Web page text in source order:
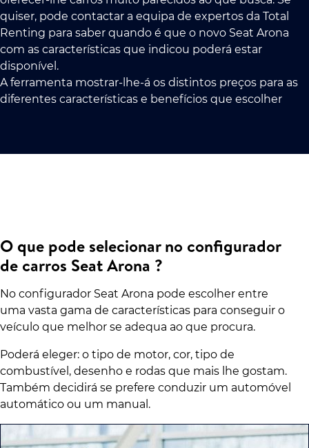
quiser, pode contactar a equipa de expertos da Total
Renting para saber quando é que o novo Seat Arona
com as características que indicou poderá estar
disponível.
A ferramenta mostrar-lhe-á os distintos preços para as
diferentes características e benefícios que escolher
O que pode selecionar no configurador
de carros Seat Arona ?
No configurador Seat Arona pode escolher entre
uma vasta gama de características para conseguir o
veículo que melhor se adequa ao que procura.
Poderá eleger: o tipo de motor, cor, tipo de
combustível, desenho e rodas que mais lhe gostam.
Também decidirá se prefere conduzir um automóvel
automático ou um manual.